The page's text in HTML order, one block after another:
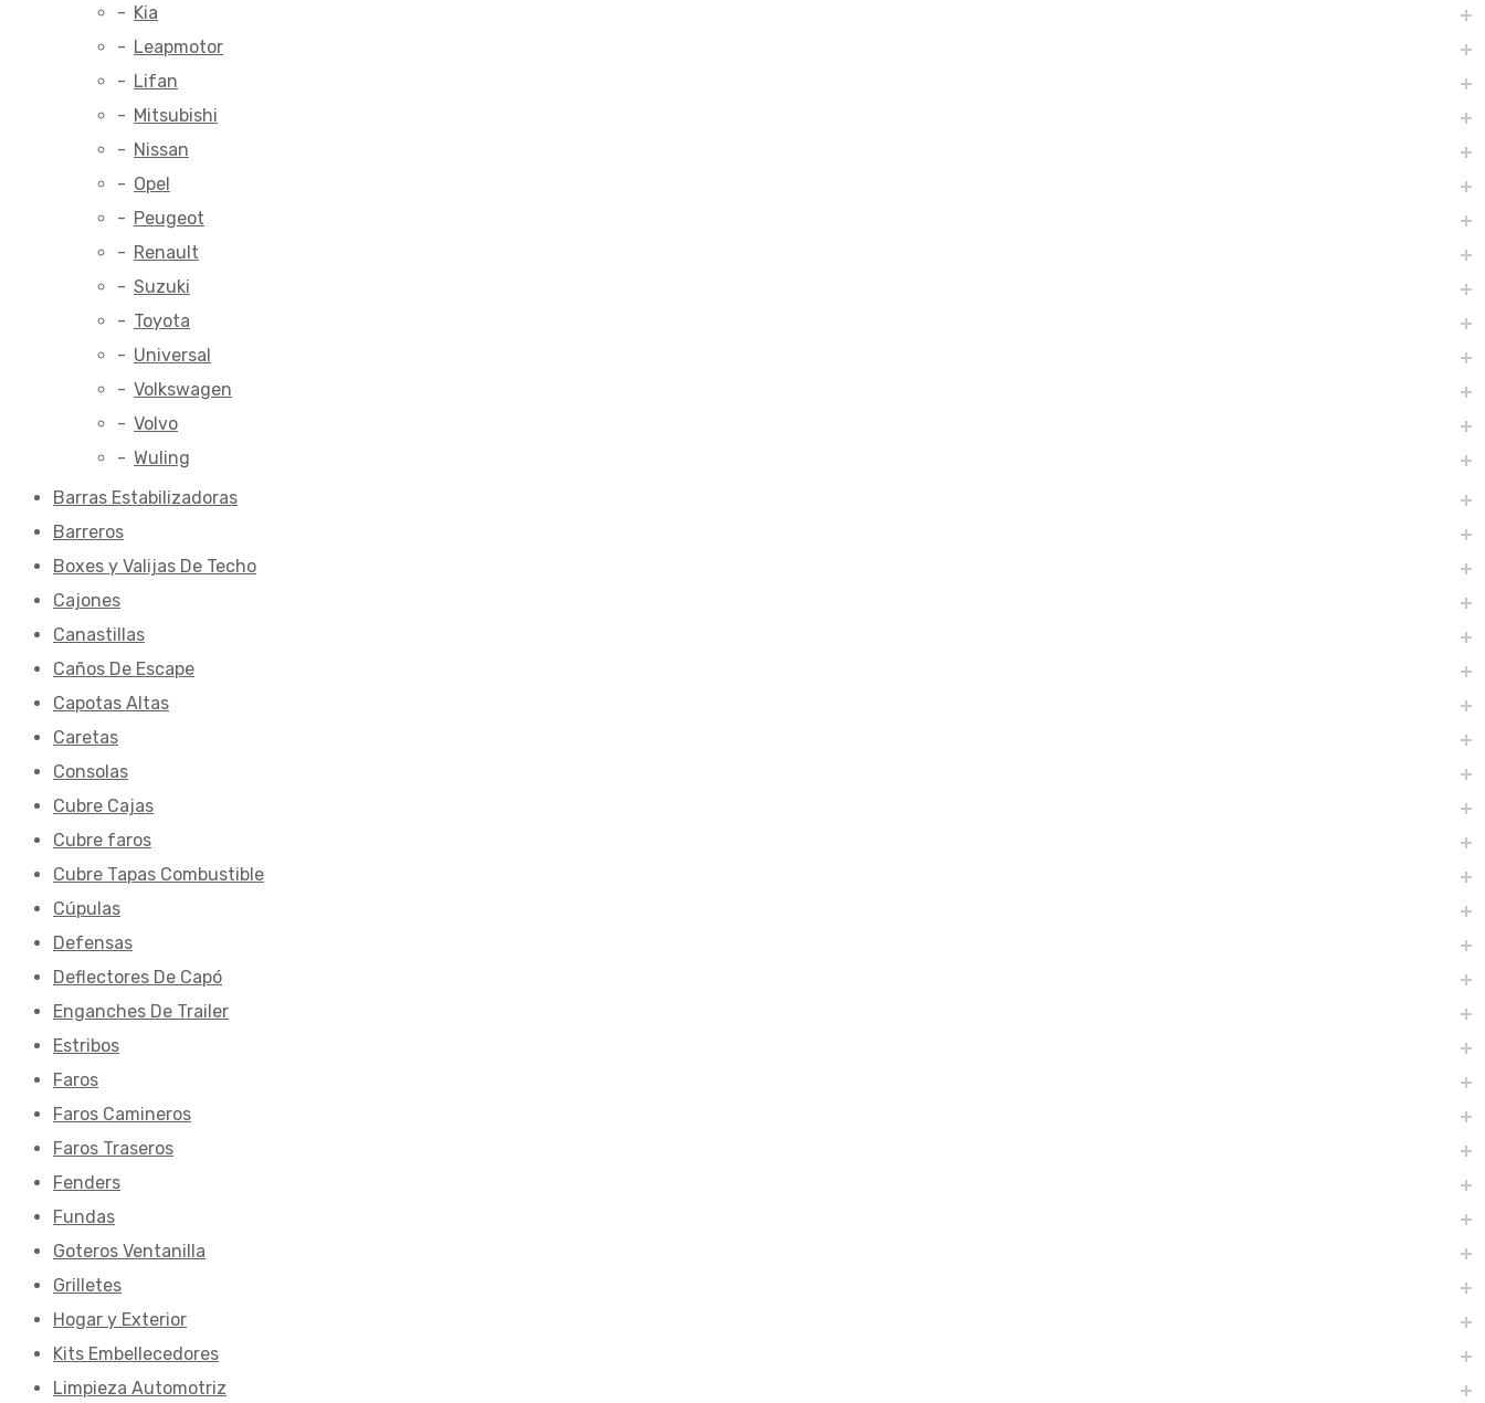
Kia
Leapmotor
Lifan
Mitsubishi
Nissan
Opel
Peugeot
Renault
Suzuki
Toyota
Universal
Volkswagen
Volvo
Wuling
Barras Estabilizadoras
Barreros
Boxes y Valijas De Techo
Cajones
Canastillas
Caños De Escape
Capotas Altas
Caretas
Consolas
Cubre Cajas
Cubre faros
Cubre Tapas Combustible
Cúpulas
Defensas
Deflectores De Capó
Enganches De Trailer
Estribos
Faros
Faros Camineros
Faros Traseros
Fenders
Fundas
Goteros Ventanilla
Grilletes
Hogar y Exterior
Kits Embellecedores
Limpieza Automotriz